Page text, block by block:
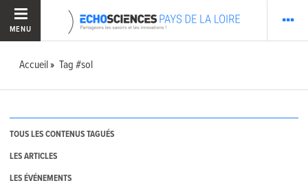
MENU
Accueil Tag #sol
TOUS LES CONTENUS TAGUÉS
LES ARTICLES
LES ÉVÉNEMENTS